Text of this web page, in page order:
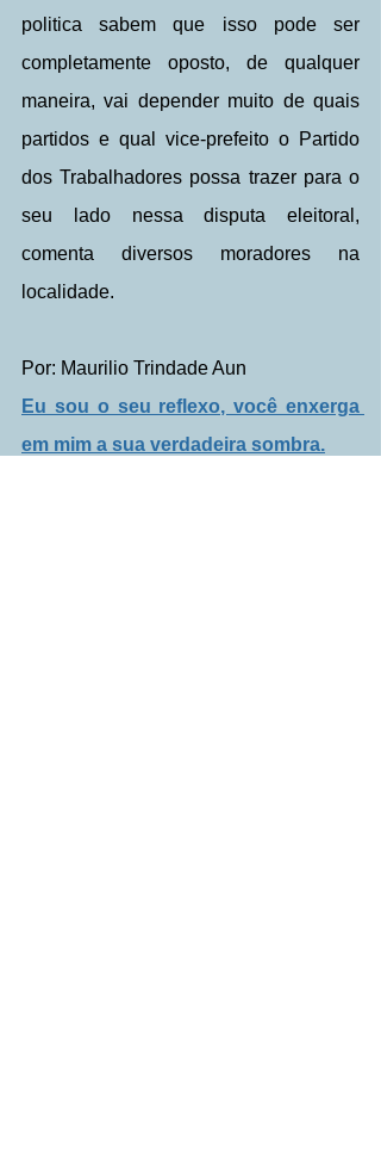
politica sabem que isso pode ser
completamente oposto, de qualquer
maneira, vai depender muito de quais
partidos e qual vice-prefeito o Partido
dos Trabalhadores possa trazer para o
seu lado nessa disputa eleitoral,
comenta diversos moradores na
localidade.
Por: Maurilio Trindade Aun
Eu sou o seu reflexo, você enxerga
em mim a sua verdadeira sombra.